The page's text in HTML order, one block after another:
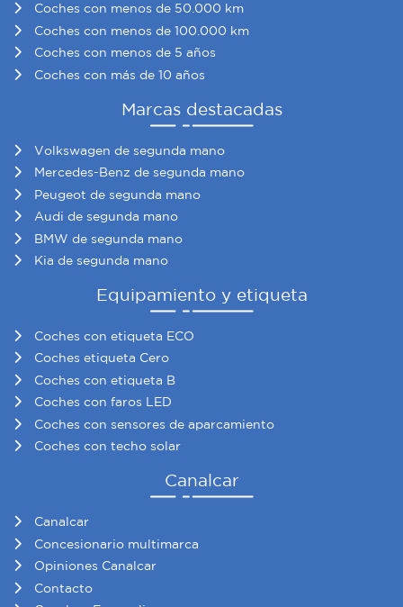
Coches con menos de 50.000 km
Coches con menos de 100.000 km
Coches con menos de 5 años
Coches con más de 10 años
Marcas destacadas
Volkswagen de segunda mano
Mercedes-Benz de segunda mano
Peugeot de segunda mano
Audi de segunda mano
BMW de segunda mano
Kia de segunda mano
Equipamiento y etiqueta
Coches con etiqueta ECO
Coches etiqueta Cero
Coches con etiqueta B
Coches con faros LED
Coches con sensores de aparcamiento
Coches con techo solar
Canalcar
Canalcar
Concesionario multimarca
Opiniones Canalcar
Contacto